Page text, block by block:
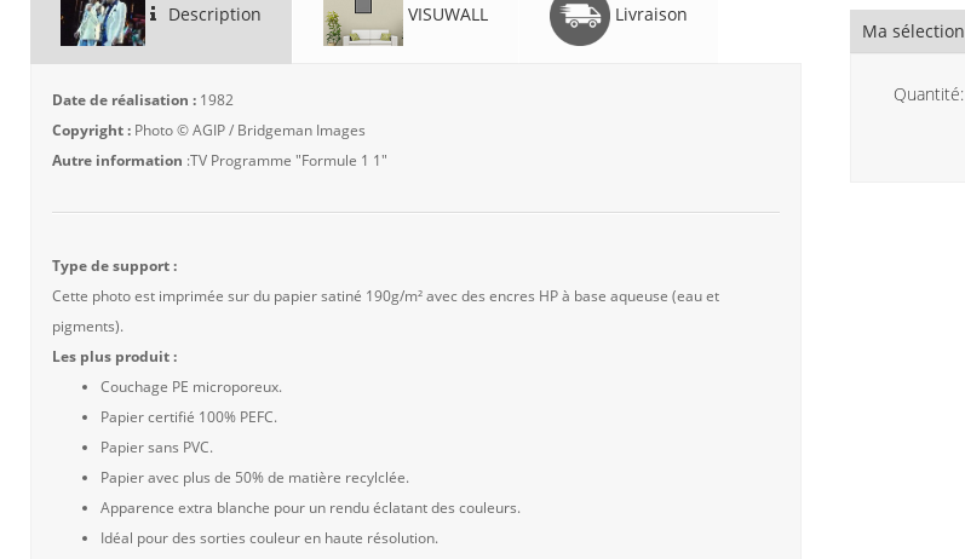
Description VISUWALL Livraison
Date de réalisation : 1982
Copyright : Photo © AGIP / Bridgeman Images
Autre information :TV Programme "Formule 1 1"
Type de support :
Cette photo est imprimée sur du papier satiné 190g/m² avec des encres HP à base aqueuse (eau et
pigments).
Les plus produit :
Couchage PE microporeux.
Papier certifié 100% PEFC.
Papier sans PVC.
Papier avec plus de 50% de matière recylclée.
Apparence extra blanche pour un rendu éclatant des couleurs.
Idéal pour des sorties couleur en haute résolution.
Ma sélection
Quantité: